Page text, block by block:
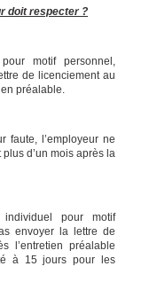
doit respecter ?
motif personnel,
de licenciement au
préalable.
faute, l’employeur ne
d’un mois après la
pour motif
envoyer la lettre de
l’entretien préalable
à 15 jours pour les